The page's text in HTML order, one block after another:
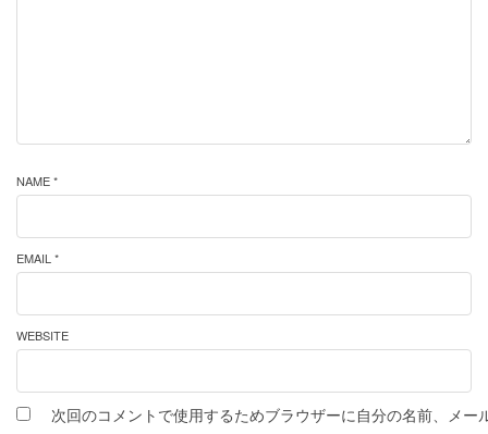
NAME *
EMAIL *
WEBSITE
次回のコメントで使用するためブラウザーに自分の名前、メー